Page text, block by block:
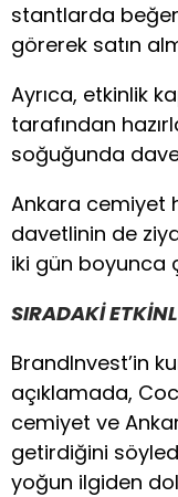
stantlarda
görerek satın
Ayrıca, etkinlik
tarafından
soğuğunda
Ankara cemiyet
davetlinin de
iki gün boyunca
SIRADAKİ
BrandInvest’in
açıklamada,
cemiyet ve
getirdiğini
yoğun ilgiden